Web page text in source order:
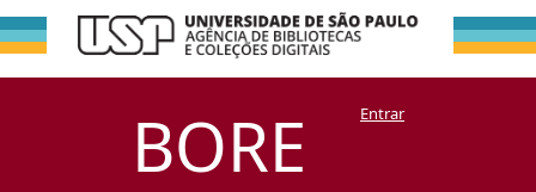
BORE
Filtrar por:
Assunto
DSpace/Manakin + CoriscoEntrar